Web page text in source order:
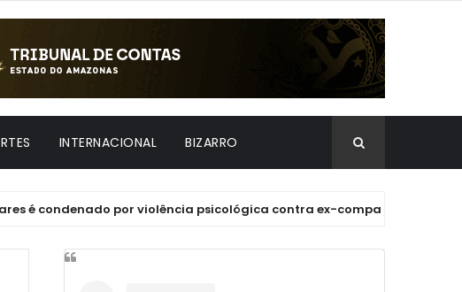
INTERNACIONAL BIZARRO
por violência psicológica contra ex-companheira em Manaus